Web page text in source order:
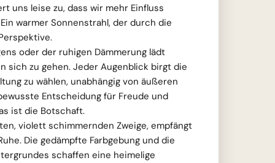
uns leise zu, dass wir mehr Einfluss
warmer Sonnenstrahl, der durch die
oder der ruhigen Dämmerung lädt
sich zu gehen. Jeder Augenblick birgt die
zu wählen, unabhängig von äußeren
Entscheidung für Freude und
ist die Botschaft.
violett schimmernden Zweige, empfängt
Die gedämpfte Farbgebung und die
schaffen eine heimelige